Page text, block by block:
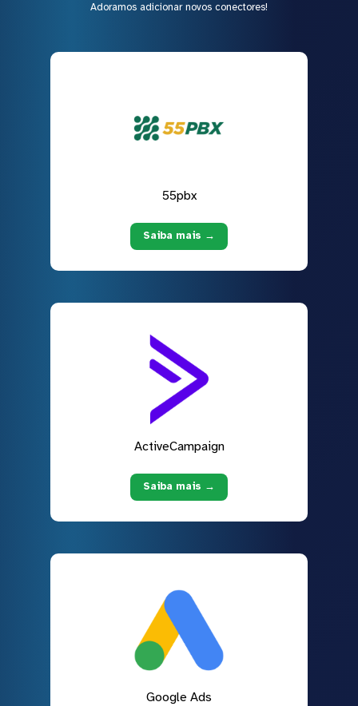
Adoramos adicionar novos conectores!
55pbx
Saiba mais →
ActiveCampaign
Saiba mais →
Google Ads